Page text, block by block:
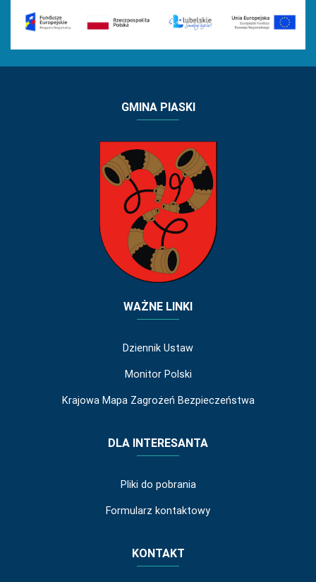
GMINA PIASKI
WAŻNE LINKI
Dziennik Ustaw
Monitor Polski
Krajowa Mapa Zagrożeń Bezpieczeństwa
DLA INTERESANTA
Pliki do pobrania
Formularz kontaktowy
KONTAKT